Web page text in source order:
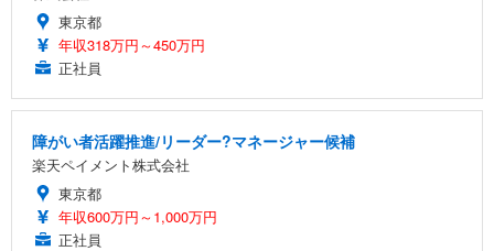
東京都
年収318万円～450万円
正社員
障がい者活躍推進/リーダー?マネージャー候補
楽天ペイメント株式会社
東京都
年収600万円～1,000万円
正社員